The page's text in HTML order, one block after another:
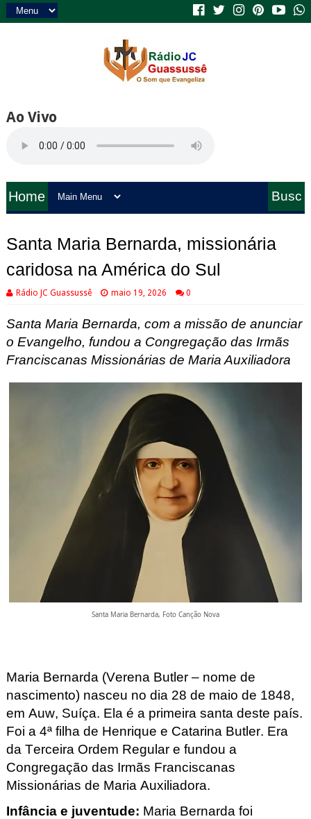
Ao Vivo
Home
Busc
Santa Maria Bernarda, missionária
caridosa na América do Sul
Rádio JC Guassussê maio 19, 2026 0
Santa Maria Bernarda, com a missão de anunciar
o Evangelho, fundou a Congregação das Irmãs
Franciscanas Missionárias de Maria Auxiliadora
Santa Maria Bernarda, Foto Canção Nova
Maria Bernarda (Verena Butler– nome de
nascimento) nasceu no dia 28 de maio de 1848,
em Auw, Suíça. Ela é a primeira santa deste país.
Foi a 4ª filha de Henrique e Catarina Butler. Era
da Terceira Ordem Regular e fundou a
Congregação das Irmãs Franciscanas
Missionárias de Maria Auxiliadora.
Infância e juventude: Maria Bernarda foi